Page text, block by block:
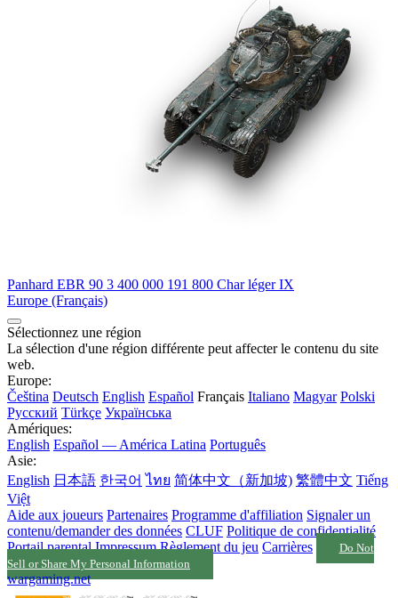
Panhard EBR 90 3 400 000 191 800 Char légerIX
Europe (Français)
Sélectionnez une région
La sélection d'une région différente peut affecter le contenu du site
web.
Europe:
Čeština Deutsch English Español Français Italiano Magyar Polski
Русский Türkçe Українська
Amériques:
English Español — América Latina Português
Asie:
English 日本語 한국어 ไทย 简体中文（新加坡) 繁體中文 Tiếng
Việt
Aide aux joueurs Partenaires Programme d'affiliation Signaler un
contenu/demander des données CLUF Politique de confidentialité
Portail parental Impressum Règlement du jeu Carrières
Do Not
Sell or Share My Personal Information
wargaming.net